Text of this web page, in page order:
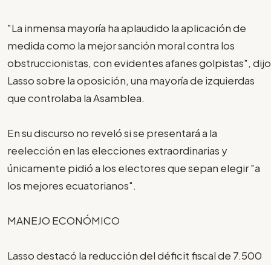
"La inmensa mayoría ha aplaudido la aplicación de
medida como la mejor sanción moral contra los
obstruccionistas, con evidentes afanes golpistas", dijo
Lasso sobre la oposición, una mayoría de izquierdas
que controlaba la Asamblea.
En su discurso no reveló si se presentará a la
reelección en las elecciones extraordinarias y
únicamente pidió a los electores que sepan elegir "a
los mejores ecuatorianos".
MANEJO ECONÓMICO
Lasso destacó la reducción del déficit fiscal de 7.500